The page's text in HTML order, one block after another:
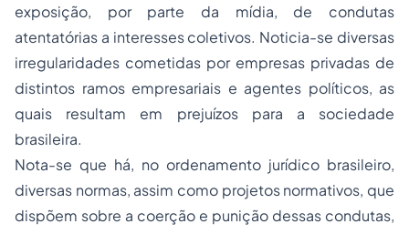
exposição, por parte da mídia, de condutas
atentatórias a interesses coletivos. Noticia-se diversas
irregularidades cometidas por empresas privadas de
distintos ramos empresariais e agentes políticos, as
quais resultam em prejuízos para a sociedade
brasileira.
Nota-se que há, no ordenamento jurídico brasileiro,
diversas normas, assim como projetos normativos, que
dispõem sobre a coerção e punição dessas condutas,